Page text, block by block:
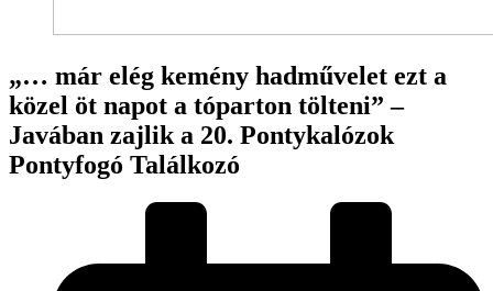
„… már elég kemény hadművelet ezt a
közel öt napot a tóparton tölteni” –
Javában zajlik a 20. Pontykalózok
Pontyfogó Találkozó